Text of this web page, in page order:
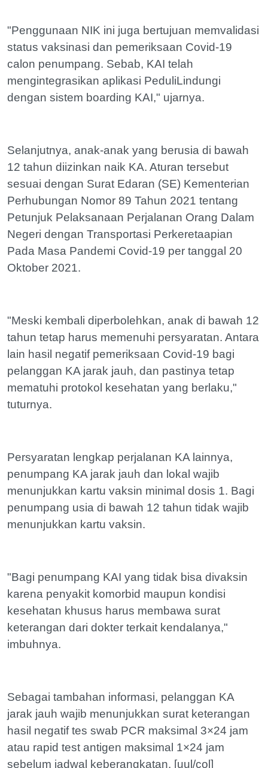
"Penggunaan NIK ini juga bertujuan memvalidasi
status vaksinasi dan pemeriksaan Covid-19
calon penumpang. Sebab, KAI telah
mengintegrasikan aplikasi PeduliLindungi
dengan sistem boarding KAI," ujarnya.
Selanjutnya, anak-anak yang berusia di bawah
12 tahun diizinkan naik KA. Aturan tersebut
sesuai dengan Surat Edaran (SE) Kementerian
Perhubungan Nomor 89 Tahun 2021 tentang
Petunjuk Pelaksanaan Perjalanan Orang Dalam
Negeri dengan Transportasi Perkeretaapian
Pada Masa Pandemi Covid-19 per tanggal 20
Oktober 2021.
"Meski kembali diperbolehkan, anak di bawah 12
tahun tetap harus memenuhi persyaratan. Antara
lain hasil negatif pemeriksaan Covid-19 bagi
pelanggan KA jarak jauh, dan pastinya tetap
mematuhi protokol kesehatan yang berlaku,"
tuturnya.
Persyaratan lengkap perjalanan KA lainnya,
penumpang KA jarak jauh dan lokal wajib
menunjukkan kartu vaksin minimal dosis 1. Bagi
penumpang usia di bawah 12 tahun tidak wajib
menunjukkan kartu vaksin.
"Bagi penumpang KAI yang tidak bisa divaksin
karena penyakit komorbid maupun kondisi
kesehatan khusus harus membawa surat
keterangan dari dokter terkait kendalanya,"
imbuhnya.
Sebagai tambahan informasi, pelanggan KA
jarak jauh wajib menunjukkan surat keterangan
hasil negatif tes swab PCR maksimal 3×24 jam
atau rapid test antigen maksimal 1×24 jam
sebelum jadwal keberangkatan. [uul/col]